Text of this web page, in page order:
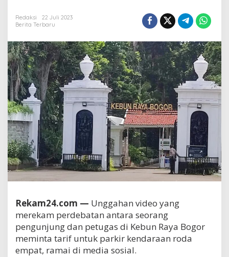
Redaksi
22 Juli 2023
Berita Terbaru
Rekam24.com — Unggahan video yang
merekam perdebatan antara seorang
pengunjung dan petugas di Kebun Raya Bogor
meminta tarif untuk parkir kendaraan roda
empat, ramai di media sosial.